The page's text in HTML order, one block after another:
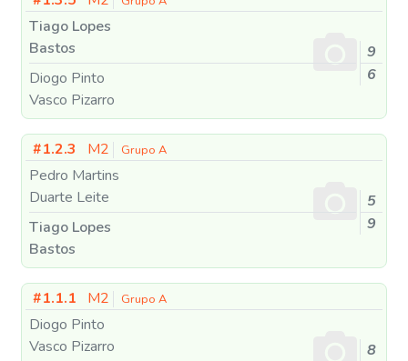
Tiago Lopes
Bastos
Diogo Pinto
Vasco Pizarro
9
6
#1.2.3 M2 Grupo A
Pedro Martins
Duarte Leite
Tiago Lopes
Bastos
5
9
#1.1.1 M2 Grupo A
Diogo Pinto
Vasco Pizarro
8